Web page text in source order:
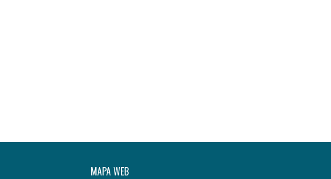
MAPA WEB